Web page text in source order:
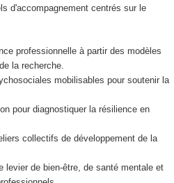
d'accompagnement centrés sur le
professionnelle à partir des modèles
la recherche.
mobilisables pour soutenir la
pour diagnostiquer la résilience en
collectifs de développement de la
levier de bien-être, de santé mentale et